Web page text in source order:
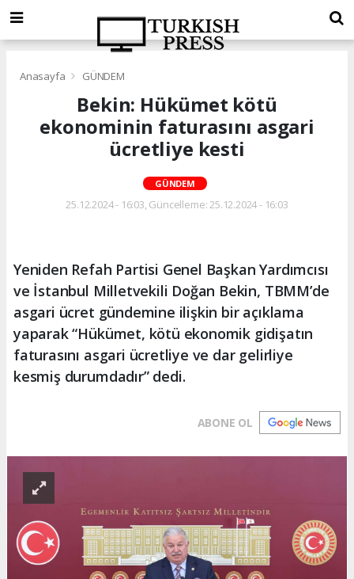
Anasayfa GÜNDEM
Bekin: Hükümet kötü
ekonominin faturasını asgari
ücretliye kesti
GÜNDEM
25.12.2024 - 16:03, Güncelleme: 25.12.2024 - 16:03
Yeniden Refah Partisi Genel Başkan Yardımcısı
ve İstanbul Milletvekili Doğan Bekin, TBMM’de
asgari ücret gündemine ilişkin bir açıklama
yaparak “Hükümet, kötü ekonomik gidişatın
faturasını asgari ücretliye ve dar gelirliye
kesmiş durumdadır” dedi.
ABONE OL